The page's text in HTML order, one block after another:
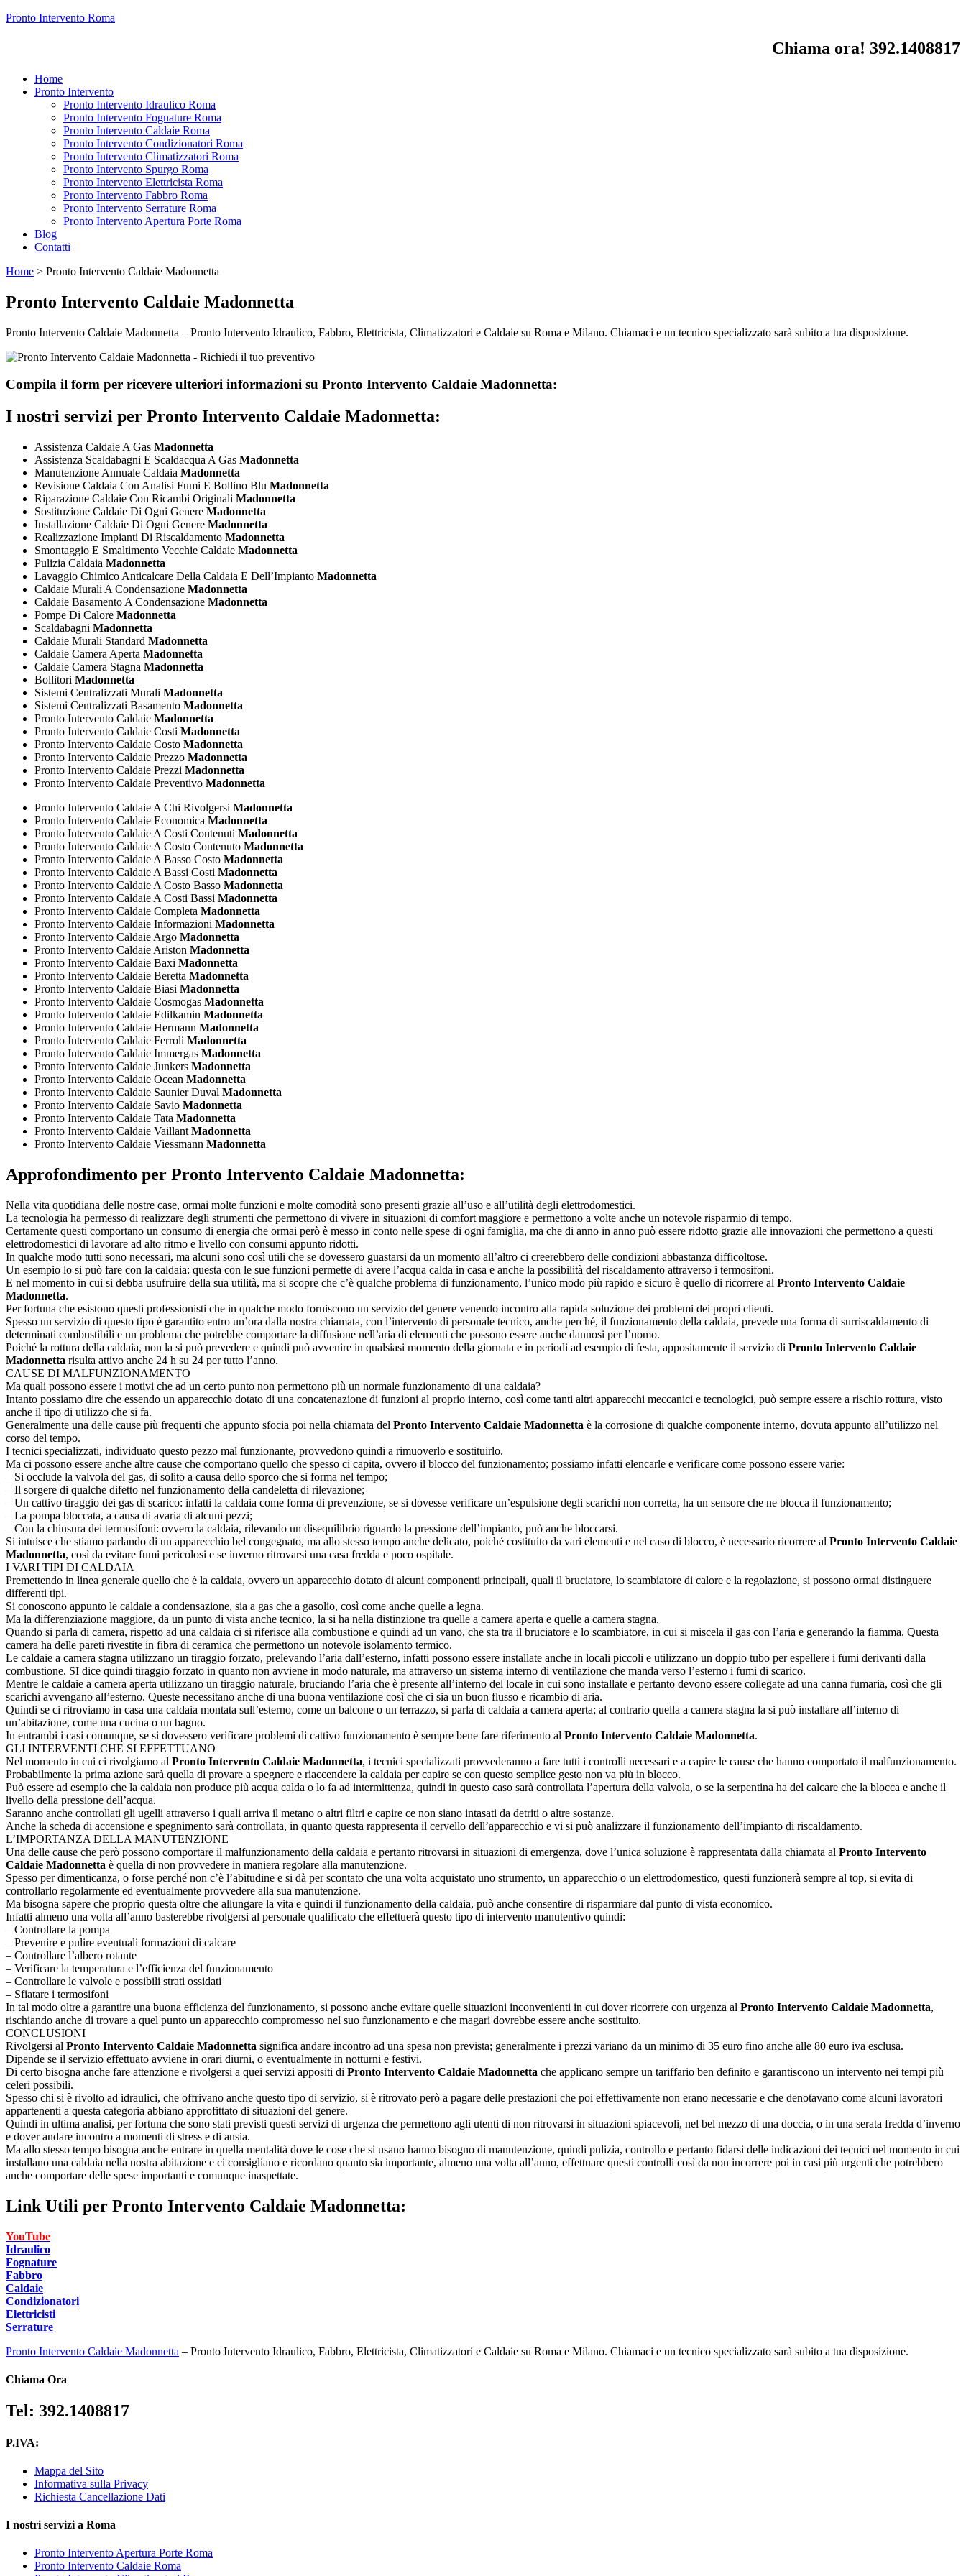
Pronto Intervento Roma
Chiama ora! 392.1408817
Home
Pronto Intervento
Pronto Intervento Idraulico Roma
Pronto Intervento Fognature Roma
Pronto Intervento Caldaie Roma
Pronto Intervento Condizionatori Roma
Pronto Intervento Climatizzatori Roma
Pronto Intervento Spurgo Roma
Pronto Intervento Elettricista Roma
Pronto Intervento Fabbro Roma
Pronto Intervento Serrature Roma
Pronto Intervento Apertura Porte Roma
Blog
Contatti
Home > Pronto Intervento Caldaie Madonnetta
Pronto Intervento Caldaie Madonnetta
Pronto Intervento Caldaie Madonnetta – Pronto Intervento Idraulico, Fabbro, Elettricista, Climatizzatori e Caldaie su Roma e Milano. Chiamaci e un tecnico specializzato sarà subito a tua disposizione.
Compila il form per ricevere ulteriori informazioni su Pronto Intervento Caldaie Madonnetta:
I nostri servizi per Pronto Intervento Caldaie Madonnetta:
Assistenza Caldaie A Gas Madonnetta
Assistenza Scaldabagni E Scaldacqua A Gas Madonnetta
Manutenzione Annuale Caldaia Madonnetta
Revisione Caldaia Con Analisi Fumi E Bollino Blu Madonnetta
Riparazione Caldaie Con Ricambi Originali Madonnetta
Sostituzione Caldaie Di Ogni Genere Madonnetta
Installazione Caldaie Di Ogni Genere Madonnetta
Realizzazione Impianti Di Riscaldamento Madonnetta
Smontaggio E Smaltimento Vecchie Caldaie Madonnetta
Pulizia Caldaia Madonnetta
Lavaggio Chimico Anticalcare Della Caldaia E Dell’Impianto Madonnetta
Caldaie Murali A Condensazione Madonnetta
Caldaie Basamento A Condensazione Madonnetta
Pompe Di Calore Madonnetta
Scaldabagni Madonnetta
Caldaie Murali Standard Madonnetta
Caldaie Camera Aperta Madonnetta
Caldaie Camera Stagna Madonnetta
Bollitori Madonnetta
Sistemi Centralizzati Murali Madonnetta
Sistemi Centralizzati Basamento Madonnetta
Pronto Intervento Caldaie Madonnetta
Pronto Intervento Caldaie Costi Madonnetta
Pronto Intervento Caldaie Costo Madonnetta
Pronto Intervento Caldaie Prezzo Madonnetta
Pronto Intervento Caldaie Prezzi Madonnetta
Pronto Intervento Caldaie Preventivo Madonnetta
Pronto Intervento Caldaie A Chi Rivolgersi Madonnetta
Pronto Intervento Caldaie Economica Madonnetta
Pronto Intervento Caldaie A Costi Contenuti Madonnetta
Pronto Intervento Caldaie A Costo Contenuto Madonnetta
Pronto Intervento Caldaie A Basso Costo Madonnetta
Pronto Intervento Caldaie A Bassi Costi Madonnetta
Pronto Intervento Caldaie A Costo Basso Madonnetta
Pronto Intervento Caldaie A Costi Bassi Madonnetta
Pronto Intervento Caldaie Completa Madonnetta
Pronto Intervento Caldaie Informazioni Madonnetta
Pronto Intervento Caldaie Argo Madonnetta
Pronto Intervento Caldaie Ariston Madonnetta
Pronto Intervento Caldaie Baxi Madonnetta
Pronto Intervento Caldaie Beretta Madonnetta
Pronto Intervento Caldaie Biasi Madonnetta
Pronto Intervento Caldaie Cosmogas Madonnetta
Pronto Intervento Caldaie Edilkamin Madonnetta
Pronto Intervento Caldaie Hermann Madonnetta
Pronto Intervento Caldaie Ferroli Madonnetta
Pronto Intervento Caldaie Immergas Madonnetta
Pronto Intervento Caldaie Junkers Madonnetta
Pronto Intervento Caldaie Ocean Madonnetta
Pronto Intervento Caldaie Saunier Duval Madonnetta
Pronto Intervento Caldaie Savio Madonnetta
Pronto Intervento Caldaie Tata Madonnetta
Pronto Intervento Caldaie Vaillant Madonnetta
Pronto Intervento Caldaie Viessmann Madonnetta
Approfondimento per Pronto Intervento Caldaie Madonnetta:
Nella vita quotidiana delle nostre case, ormai molte funzioni e molte comodità sono presenti grazie all’uso e all’utilità degli elettrodomestici.
La tecnologia ha permesso di realizzare degli strumenti che permettono di vivere in situazioni di comfort maggiore e permettono a volte anche un notevole risparmio di tempo.
Certamente questi comportano un consumo di energia che ormai però è messo in conto nelle spese di ogni famiglia, ma che di anno in anno può essere ridotto grazie alle innovazioni che permettono a questi
elettrodomestici di lavorare ad alto ritmo e livello con consumi appunto ridotti.
In qualche modo tutti sono necessari, ma alcuni sono così utili che se dovessero guastarsi da un momento all’altro ci creerebbero delle condizioni abbastanza difficoltose.
Un esempio lo si può fare con la caldaia: questa con le sue funzioni permette di avere l’acqua calda in casa e anche la possibilità del riscaldamento attraverso i termosifoni.
E nel momento in cui si debba usufruire della sua utilità, ma si scopre che c’è qualche problema di funzionamento, l’unico modo più rapido e sicuro è quello di ricorrere al Pronto Intervento Caldaie
Madonnetta.
Per fortuna che esistono questi professionisti che in qualche modo forniscono un servizio del genere venendo incontro alla rapida soluzione dei problemi dei propri clienti.
Spesso un servizio di questo tipo è garantito entro un’ora dalla nostra chiamata, con l’intervento di personale tecnico, anche perché, il funzionamento della caldaia, prevede una forma di surriscaldamento di
determinati combustibili e un problema che potrebbe comportare la diffusione nell’aria di elementi che possono essere anche dannosi per l’uomo.
Poiché la rottura della caldaia, non la si può prevedere e quindi può avvenire in qualsiasi momento della giornata e in periodi ad esempio di festa, appositamente il servizio di Pronto Intervento Caldaie
Madonnetta risulta attivo anche 24 h su 24 per tutto l’anno.
CAUSE DI MALFUNZIONAMENTO
Ma quali possono essere i motivi che ad un certo punto non permettono più un normale funzionamento di una caldaia?
Intanto possiamo dire che essendo un apparecchio dotato di una concatenazione di funzioni al proprio interno, così come tanti altri apparecchi meccanici e tecnologici, può sempre essere a rischio rottura, visto
anche il tipo di utilizzo che si fa.
Generalmente una delle cause più frequenti che appunto sfocia poi nella chiamata del Pronto Intervento Caldaie Madonnetta è la corrosione di qualche componente interno, dovuta appunto all’utilizzo nel
corso del tempo.
I tecnici specializzati, individuato questo pezzo mal funzionante, provvedono quindi a rimuoverlo e sostituirlo.
Ma ci possono essere anche altre cause che comportano quello che spesso ci capita, ovvero il blocco del funzionamento; possiamo infatti elencarle e verificare come possono essere varie:
– Si occlude la valvola del gas, di solito a causa dello sporco che si forma nel tempo;
– Il sorgere di qualche difetto nel funzionamento della candeletta di rilevazione;
– Un cattivo tiraggio dei gas di scarico: infatti la caldaia come forma di prevenzione, se si dovesse verificare un’espulsione degli scarichi non corretta, ha un sensore che ne blocca il funzionamento;
– La pompa bloccata, a causa di avaria di alcuni pezzi;
– Con la chiusura dei termosifoni: ovvero la caldaia, rilevando un disequilibrio riguardo la pressione dell’impianto, può anche bloccarsi.
Si intuisce che stiamo parlando di un apparecchio bel congegnato, ma allo stesso tempo anche delicato, poiché costituito da vari elementi e nel caso di blocco, è necessario ricorrere al Pronto Intervento Caldaie
Madonnetta, così da evitare fumi pericolosi e se inverno ritrovarsi una casa fredda e poco ospitale.
I VARI TIPI DI CALDAIA
Premettendo in linea generale quello che è la caldaia, ovvero un apparecchio dotato di alcuni componenti principali, quali il bruciatore, lo scambiatore di calore e la regolazione, si possono ormai distinguere
differenti tipi.
Si conoscono appunto le caldaie a condensazione, sia a gas che a gasolio, così come anche quelle a legna.
Ma la differenziazione maggiore, da un punto di vista anche tecnico, la si ha nella distinzione tra quelle a camera aperta e quelle a camera stagna.
Quando si parla di camera, rispetto ad una caldaia ci si riferisce alla combustione e quindi ad un vano, che sta tra il bruciatore e lo scambiatore, in cui si miscela il gas con l’aria e generando la fiamma. Questa
camera ha delle pareti rivestite in fibra di ceramica che permettono un notevole isolamento termico.
Le caldaie a camera stagna utilizzano un tiraggio forzato, prelevando l’aria dall’esterno, infatti possono essere installate anche in locali piccoli e utilizzano un doppio tubo per espellere i fumi derivanti dalla
combustione. SI dice quindi tiraggio forzato in quanto non avviene in modo naturale, ma attraverso un sistema interno di ventilazione che manda verso l’esterno i fumi di scarico.
Mentre le caldaie a camera aperta utilizzano un tiraggio naturale, bruciando l’aria che è presente all’interno del locale in cui sono installate e pertanto devono essere collegate ad una canna fumaria, così che gli
scarichi avvengano all’esterno. Queste necessitano anche di una buona ventilazione così che ci sia un buon flusso e ricambio di aria.
Quindi se ci ritroviamo in casa una caldaia montata sull’esterno, come un balcone o un terrazzo, si parla di caldaia a camera aperta; al contrario quella a camera stagna la si può installare all’interno di
un’abitazione, come una cucina o un bagno.
In entrambi i casi comunque, se si dovessero verificare problemi di cattivo funzionamento è sempre bene fare riferimento al Pronto Intervento Caldaie Madonnetta.
GLI INTERVENTI CHE SI EFFETTUANO
Nel momento in cui ci rivolgiamo al Pronto Intervento Caldaie Madonnetta, i tecnici specializzati provvederanno a fare tutti i controlli necessari e a capire le cause che hanno comportato il malfunzionamento.
Probabilmente la prima azione sarà quella di provare a spegnere e riaccendere la caldaia per capire se con questo semplice gesto non va più in blocco.
Può essere ad esempio che la caldaia non produce più acqua calda o lo fa ad intermittenza, quindi in questo caso sarà controllata l’apertura della valvola, o se la serpentina ha del calcare che la blocca e anche il
livello della pressione dell’acqua.
Saranno anche controllati gli ugelli attraverso i quali arriva il metano o altri filtri e capire ce non siano intasati da detriti o altre sostanze.
Anche la scheda di accensione e spegnimento sarà controllata, in quanto questa rappresenta il cervello dell’apparecchio e vi si può analizzare il funzionamento dell’impianto di riscaldamento.
L’IMPORTANZA DELLA MANUTENZIONE
Una delle cause che però possono comportare il malfunzionamento della caldaia e pertanto ritrovarsi in situazioni di emergenza, dove l’unica soluzione è rappresentata dalla chiamata al Pronto Intervento
Caldaie Madonnetta è quella di non provvedere in maniera regolare alla manutenzione.
Spesso per dimenticanza, o forse perché non c’è l’abitudine e si dà per scontato che una volta acquistato uno strumento, un apparecchio o un elettrodomestico, questi funzionerà sempre al top, si evita di
controllarlo regolarmente ed eventualmente provvedere alla sua manutenzione.
Ma bisogna sapere che proprio questa oltre che allungare la vita e quindi il funzionamento della caldaia, può anche consentire di risparmiare dal punto di vista economico.
Infatti almeno una volta all’anno basterebbe rivolgersi al personale qualificato che effettuerà questo tipo di intervento manutentivo quindi:
– Controllare la pompa
– Prevenire e pulire eventuali formazioni di calcare
– Controllare l’albero rotante
– Verificare la temperatura e l’efficienza del funzionamento
– Controllare le valvole e possibili strati ossidati
– Sfiatare i termosifoni
In tal modo oltre a garantire una buona efficienza del funzionamento, si possono anche evitare quelle situazioni inconvenienti in cui dover ricorrere con urgenza al Pronto Intervento Caldaie Madonnetta,
rischiando anche di trovare a quel punto un apparecchio compromesso nel suo funzionamento e che magari dovrebbe essere anche sostituito.
CONCLUSIONI
Rivolgersi al Pronto Intervento Caldaie Madonnetta significa andare incontro ad una spesa non prevista; generalmente i prezzi variano da un minimo di 35 euro fino anche alle 80 euro iva esclusa.
Dipende se il servizio effettuato avviene in orari diurni, o eventualmente in notturni e festivi.
Di certo bisogna anche fare attenzione e rivolgersi a quei servizi appositi di Pronto Intervento Caldaie Madonnetta che applicano sempre un tariffario ben definito e garantiscono un intervento nei tempi più
celeri possibili.
Spesso chi si è rivolto ad idraulici, che offrivano anche questo tipo di servizio, si è ritrovato però a pagare delle prestazioni che poi effettivamente non erano necessarie e che denotavano come alcuni lavoratori
appartenenti a questa categoria abbiano approfittato di situazioni del genere.
Quindi in ultima analisi, per fortuna che sono stati previsti questi servizi di urgenza che permettono agli utenti di non ritrovarsi in situazioni spiacevoli, nel bel mezzo di una doccia, o in una serata fredda d’inverno
e dover andare incontro a momenti di stress e di ansia.
Ma allo stesso tempo bisogna anche entrare in quella mentalità dove le cose che si usano hanno bisogno di manutenzione, quindi pulizia, controllo e pertanto fidarsi delle indicazioni dei tecnici nel momento in cui
installano una caldaia nella nostra abitazione e ci consigliano e ricordano quanto sia importante, almeno una volta all’anno, effettuare questi controlli così da non incorrere poi in casi più urgenti che potrebbero
anche comportare delle spese importanti e comunque inaspettate.
Link Utili per Pronto Intervento Caldaie Madonnetta:
YouTube
Idraulico
Fognature
Fabbro
Caldaie
Condizionatori
Elettricisti
Serrature
Pronto Intervento Caldaie Madonnetta – Pronto Intervento Idraulico, Fabbro, Elettricista, Climatizzatori e Caldaie su Roma e Milano. Chiamaci e un tecnico specializzato sarà subito a tua disposizione.
Chiama Ora
Tel: 392.1408817
P.IVA:
Mappa del Sito
Informativa sulla Privacy
Richiesta Cancellazione Dati
I nostri servizi a Roma
Pronto Intervento Apertura Porte Roma
Pronto Intervento Caldaie Roma